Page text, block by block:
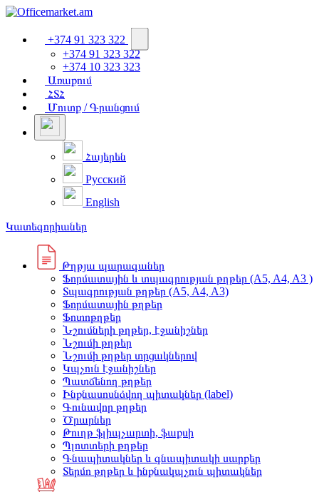
+374 91 323 322
+374 91 323 322
+374 10 323 323
Առաքում
ՀՏՀ
Մուտք / Գրանցում
Հայերեն
Русский
English
Կատեգորիաներ
Թղթյա պարագաներ
Ֆորմատային և տպագրության թղթեր (A5, A4, A3 )
Տպագրության թղթեր (A5, A4, A3)
Ֆորմատային թղթեր
Ֆոտոթղթեր
Նշումների թղթեր, էջանիշներ
Նշումի թղթեր
Նշումի թղթեր տրցակներով
Կպչուն էջանիշներ
Պատճենող թղթեր
Ինքնասոսնձվող պիտակներ (label)
Գունավոր թղթեր
Ծրարներ
Թուղթ ֆլիպչարտի, ֆաքսի
Պլոտտերի թղթեր
Գնապիտակներ և գնապիտակի սարքեր
Տերմո թղթեր և ինքնակպչուն պիտակներ